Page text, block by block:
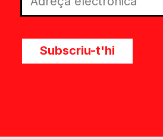
Subscriu-t'hi